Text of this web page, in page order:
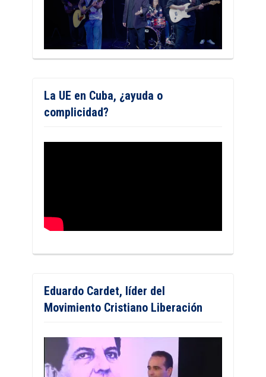
La UE en Cuba, ¿ayuda o
complicidad?
Eduardo Cardet, líder del
Movimiento Cristiano Liberación